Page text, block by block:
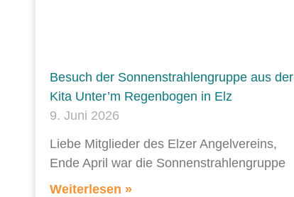
Besuch der Sonnenstrahlengruppe aus der
Kita Unter’m Regenbogen in Elz
9. Juni 2026
Liebe Mitglieder des Elzer Angelvereins,
Ende April war die Sonnenstrahlengruppe
Weiterlesen »